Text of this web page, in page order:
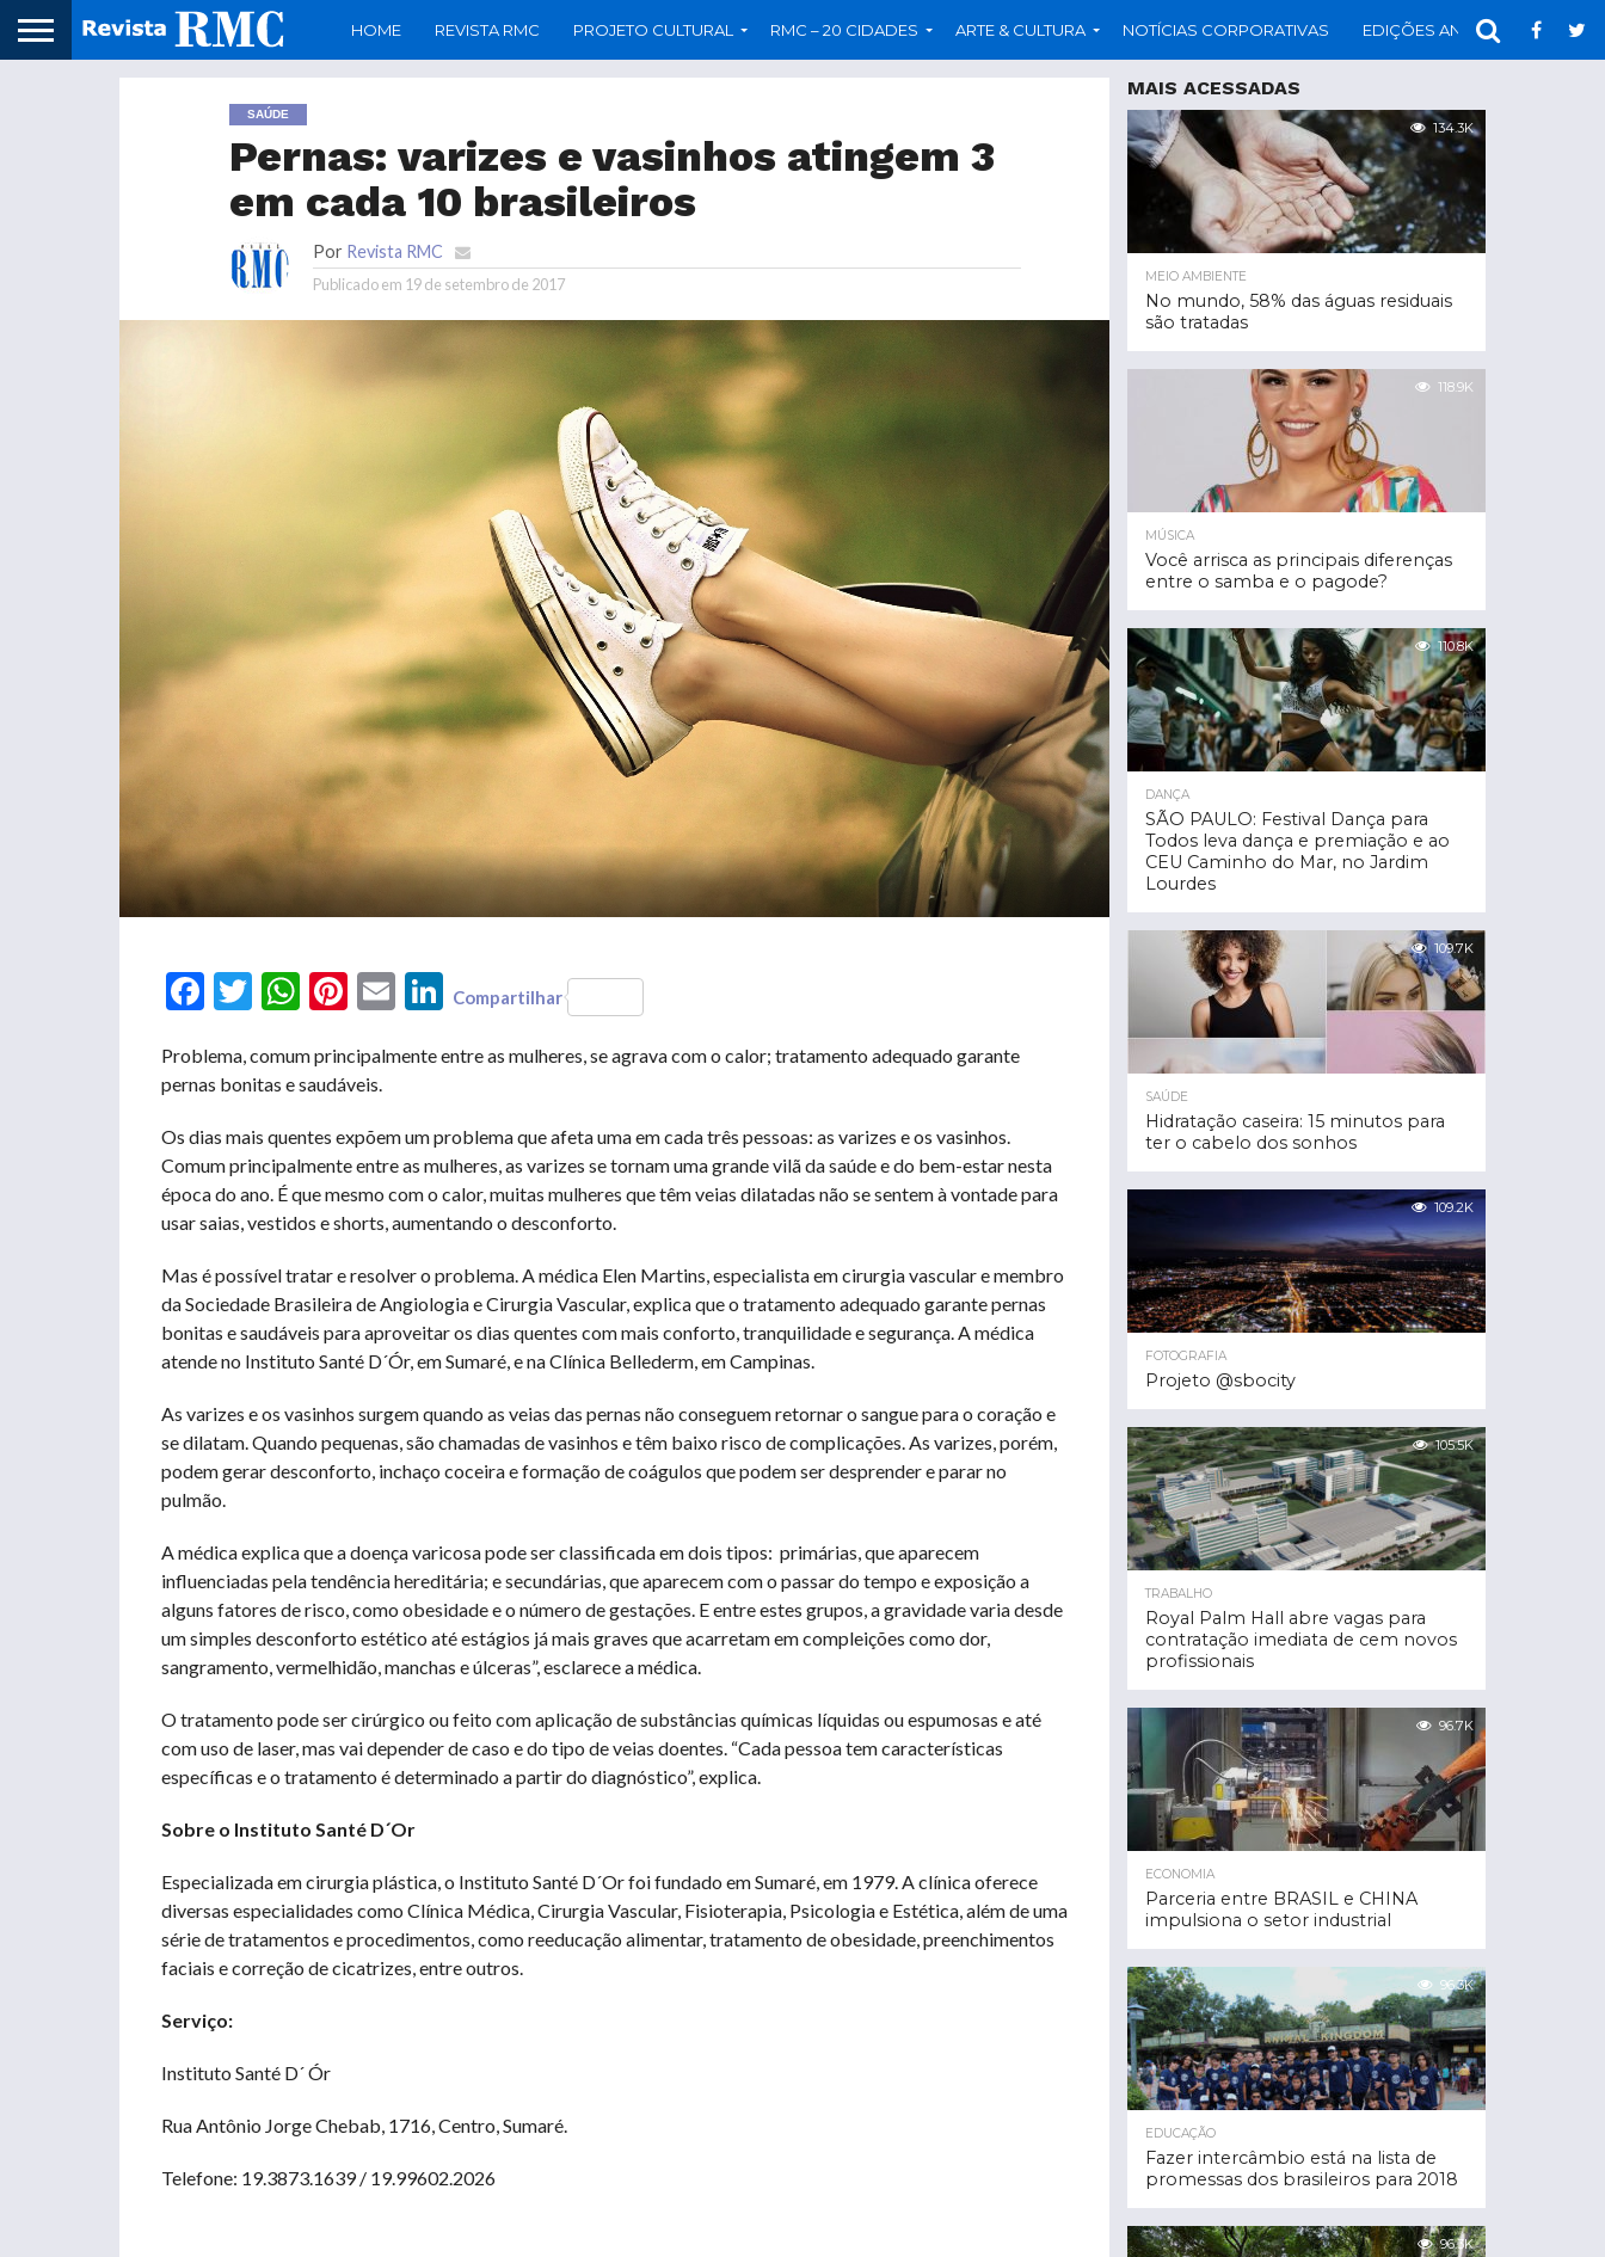
HOME REVISTA RMC PROJETO CULTURAL RMC – 20 CIDADES ARTE & CULTURA NOTÍCIAS CORPORATIVAS EDIÇÕES ANTERIORES
SAÚDE
Pernas: varizes e vasinhos atingem 3
em cada 10 brasileiros
Por Revista RMC
Publicado em 19 de setembro de 2017
FacebookTwitterWhatsAppPinterest
Email LinkedIn
Compartilhar
Problema, comum principalmente entre as mulheres, se agrava com o calor; tratamento adequado garante
pernas bonitas e saudáveis.
Os dias mais quentes expõem um problema que afeta uma em cada três pessoas: as varizes e os vasinhos.
Comum principalmente entre as mulheres, as varizes se tornam uma grande vilã da saúde e do bem-estar nesta
época do ano. É que mesmo com o calor, muitas mulheres que têm veias dilatadas não se sentem à vontade para
usar saias, vestidos e shorts, aumentando o desconforto.
Mas é possível tratar e resolver o problema. A médica Elen Martins, especialista em cirurgia vascular e membro
da Sociedade Brasileira de Angiologia e Cirurgia Vascular, explica que o tratamento adequado garante pernas
bonitas e saudáveis para aproveitar os dias quentes com mais conforto, tranquilidade e segurança. A médica
atende no Instituto Santé D´Ór, em Sumaré, e na Clínica Bellederm, em Campinas.
As varizes e os vasinhos surgem quando as veias das pernas não conseguem retornar o sangue para o coração e
se dilatam. Quando pequenas, são chamadas de vasinhos e têm baixo risco de complicações. As varizes, porém,
podem gerar desconforto, inchaço coceira e formação de coágulos que podem ser desprender e parar no
pulmão.
A médica explica que a doença varicosa pode ser classificada em dois tipos: primárias, que aparecem
influenciadas pela tendência hereditária; e secundárias, que aparecem com o passar do tempo e exposição a
alguns fatores de risco, como obesidade e o número de gestações. E entre estes grupos, a gravidade varia desde
um simples desconforto estético até estágios já mais graves que acarretam em compleições como dor,
sangramento, vermelhidão, manchas e úlceras”, esclarece a médica.
O tratamento pode ser cirúrgico ou feito com aplicação de substâncias químicas líquidas ou espumosas e até
com uso de laser, mas vai depender de caso e do tipo de veias doentes. “Cada pessoa tem características
específicas e o tratamento é determinado a partir do diagnóstico”, explica.
Sobre o Instituto Santé D´Or
Especializada em cirurgia plástica, o Instituto Santé D´Or foi fundado em Sumaré, em 1979. A clínica oferece
diversas especialidades como Clínica Médica, Cirurgia Vascular, Fisioterapia, Psicologia e Estética, além de uma
série de tratamentos e procedimentos, como reeducação alimentar, tratamento de obesidade, preenchimentos
faciais e correção de cicatrizes, entre outros.
Serviço:
Instituto Santé D´ Ór
Rua Antônio Jorge Chebab, 1716, Centro, Sumaré.
Telefone: 19.3873.1639 / 19.99602.2026
MAIS ACESSADAS
134.3K
MEIO AMBIENTE
No mundo, 58% das águas residuais
são tratadas
118.9K
MÚSICA
Você arrisca as principais diferenças
entre o samba e o pagode?
110.8K
DANÇA
SÃO PAULO: Festival Dança para
Todos leva dança e premiação e ao
CEU Caminho do Mar, no Jardim
Lourdes
109.7K
SAÚDE
Hidratação caseira: 15 minutos para
ter o cabelo dos sonhos
109.2K
FOTOGRAFIA
Projeto @sbocity
105.5K
TRABALHO
Royal Palm Hall abre vagas para
contratação imediata de cem novos
profissionais
96.7K
ECONOMIA
Parceria entre BRASIL e CHINA
impulsiona o setor industrial
96.3K
EDUCAÇÃO
Fazer intercâmbio está na lista de
promessas dos brasileiros para 2018
96.3K